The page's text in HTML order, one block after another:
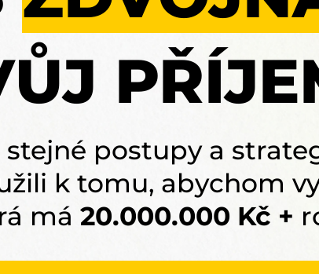
stejné postupy a
k tomu, abychom
má 20.000.000 Kč +